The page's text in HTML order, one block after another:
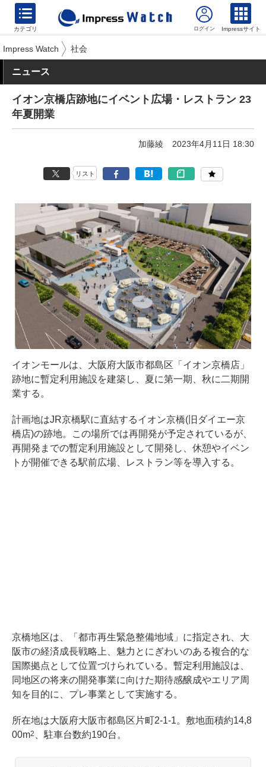
カテゴリ Impressサイト
Impress Watch 社会
ニュース
イオン京橋店跡地にイベント広場・レストラン 23
年夏開業
加藤綾 2023年4月11日 18:30
リスト
イオンモールは、大阪府大阪市都島区「イオン京橋店」
跡地に暫定利用施設を建築し、夏に第一期、秋に二期開
業する。
計画地はJR京橋駅に直結するイオン京橋(旧ダイエー京
橋店)の跡地。この場所では再開発が予定されているが、
再開発までの暫定利用施設として開発し、休憩やイベン
トが開催できる駅前広場、レストラン等を導入する。
京橋地区は、「都市再生緊急整備地域」に指定され、大
阪市の経済成長戦略上、魅力とにぎわいのある複合的な
国際拠点として位置づけられている。暫定利用施設は、
同地区の将来の開発事業に向けた期待感醸成やエリア周
知を目的に、プレ事業として実施する。
所在地は大阪府大阪市都島区片町2-1-1。敷地面積約14,8
00m2 、駐車台数約190台。